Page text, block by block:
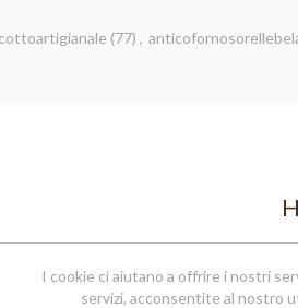
(77) ,
I cookie ci aiutano a offrire i nostri
servizi, acconsentite al nostro